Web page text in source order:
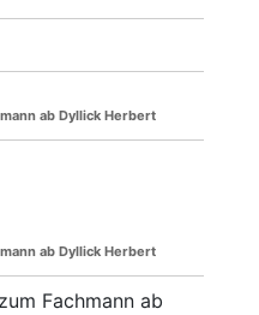
ab Dyllick Herbert
ab Dyllick Herbert
Fachmann ab